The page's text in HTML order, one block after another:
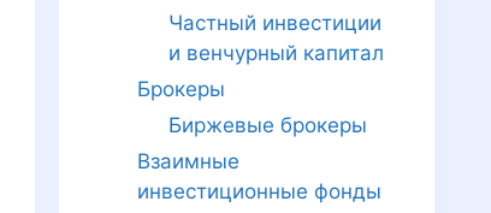
Частный инвестиции
и венчурный капитал
Брокеры
Биржевые брокеры
Взаимные
инвестиционные фонды